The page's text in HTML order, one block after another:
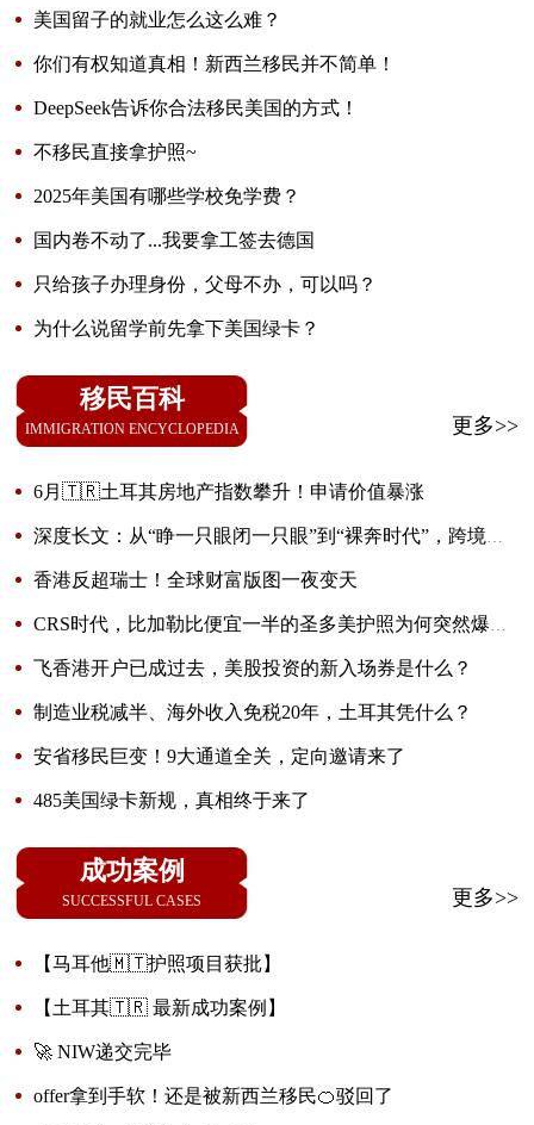
美国留子的就业怎么这么难？
你们有权知道真相！新西兰移民并不简单！
DeepSeek告诉你合法移民美国的方式！
不移民直接拿护照~
2025年美国有哪些学校免学费？
国内卷不动了...我要拿工签去德国
只给孩子办理身份，父母不办，可以吗？
为什么说留学前先拿下美国绿卡？
移民百科
IMMIGRATION ENCYCLOPEDIA 更多>>
6月🇹🇷土耳其房地产指数攀升！申请价值暴涨
深度长文：从“睁一只眼闭一只眼”到“裸奔时代”，跨境投
资的新底线究竟是什么？
香港反超瑞士！全球财富版图一夜变天
CRS时代，比加勒比便宜一半的圣多美护照为何突然爆
火？飞香港开户已成过去，美股投资的新入场券是什么？
制造业税减半、海外收入免税20年，土耳其凭什么？
安省移民巨变！9大通道全关，定向邀请来了
485美国绿卡新规，真相终于来了
成功案例
SUCCESSFUL CASES 更多>>
【马耳他🇲🇹护照项目获批】
【土耳其🇹🇷 最新成功案例】
🚀 NIW递交完毕
offer拿到手软！还是被新西兰移民🍊驳回了